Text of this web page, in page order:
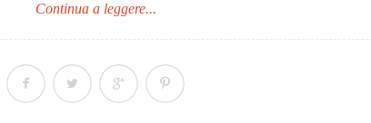
Continua a leggere...